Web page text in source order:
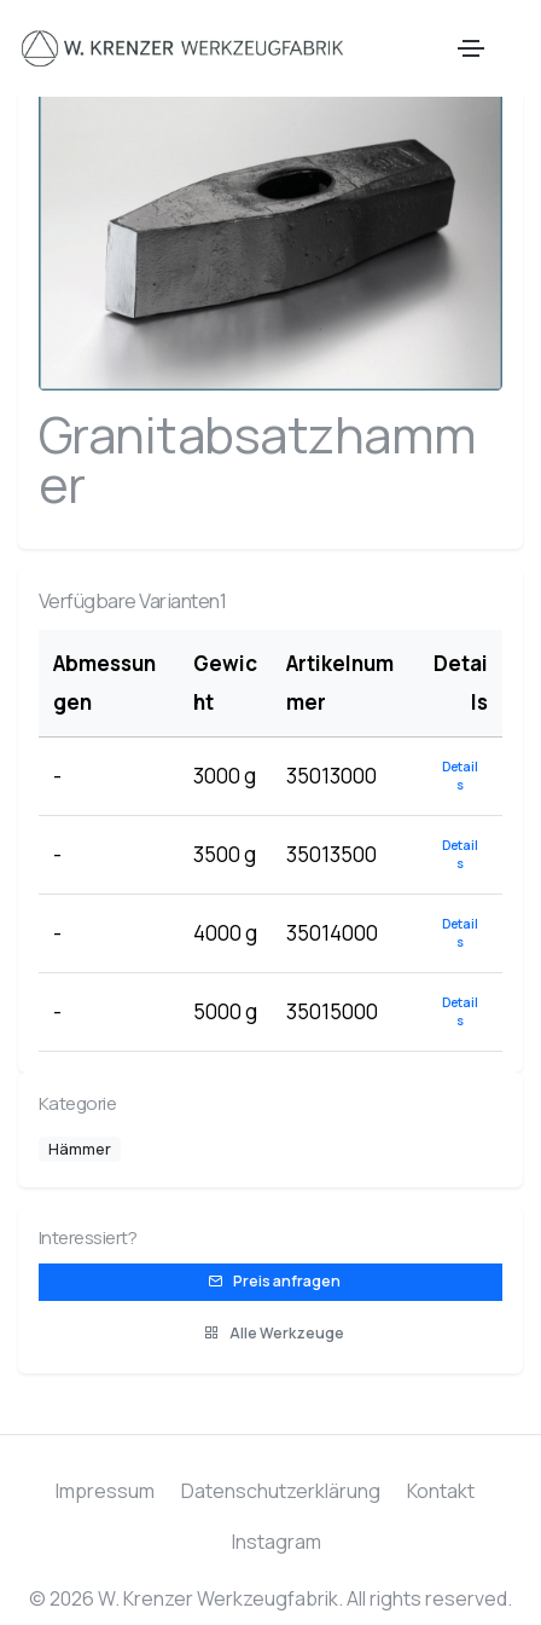
Granitabsatzhamm
er
Verfügbare Varianten1
Abmessun
gen
Gewic
ht
Artikelnum
mer
Detai
ls
- 3000 g 35013000
Detail
s
- 3500 g 35013500
Detail
s
- 4000 g 35014000
Detail
s
- 5000 g 35015000
Detail
s
Kategorie
Hämmer
Interessiert?
Preis anfragen
Alle Werkzeuge
Impressum Datenschutzerklärung
Kontakt
Instagram
© 2026 W. Krenzer Werkzeugfabrik. All rights reserved.